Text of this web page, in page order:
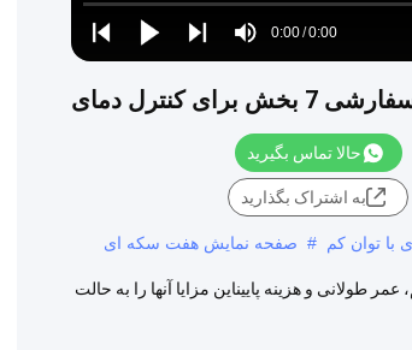
Play
Play
Play
Mute
Time
0:00/0:00
Loaded:
0%
حالا تماس بگیرید
به اشتراک بگذارید
# صفحه نمایش هفت سکه ای
و هزینه پاییناین مزایا آنها را به حالت